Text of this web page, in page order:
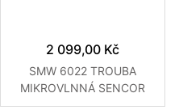
2 099,00 Kč
SMW 6022 TROUBA
MIKROVLNNÁ SENCOR